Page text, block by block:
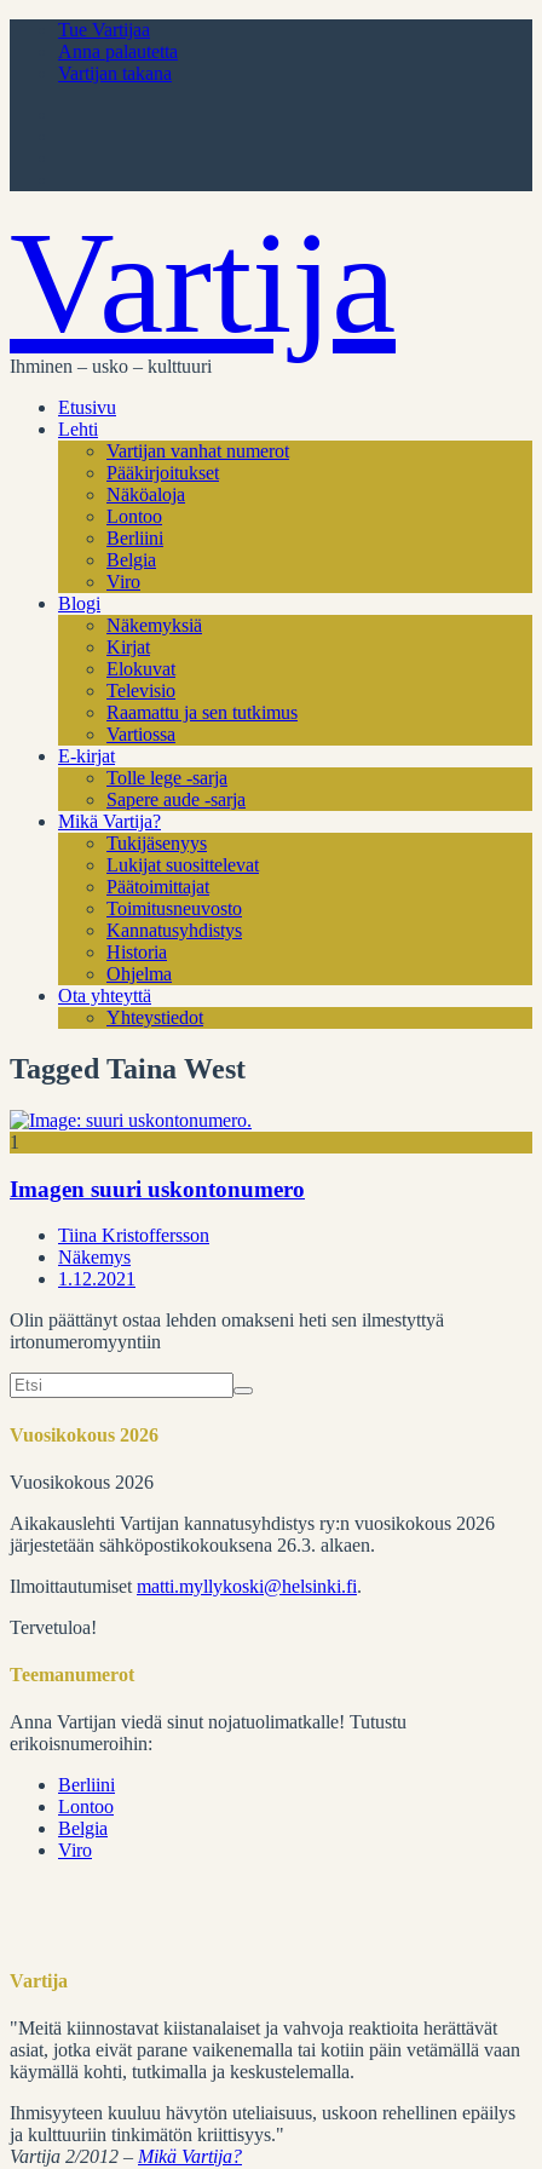
Tue Vartijaa
Anna palautetta
Vartijan takana
Vartija
Ihminen – usko – kulttuuri
Etusivu
Lehti
Vartijan vanhat numerot
Pääkirjoitukset
Näköaloja
Lontoo
Berliini
Belgia
Viro
Blogi
Näkemyksiä
Kirjat
Elokuvat
Televisio
Raamattu ja sen tutkimus
Vartiossa
E-kirjat
Tolle lege -sarja
Sapere aude -sarja
Mikä Vartija?
Tukijäsenyys
Lukijat suosittelevat
Päätoimittajat
Toimitusneuvosto
Kannatusyhdistys
Historia
Ohjelma
Ota yhteyttä
Yhteystiedot
Tagged Taina West
1
Imagen suuri uskontonumero
Tiina Kristoffersson
Näkemys
1.12.2021
Olin päättänyt ostaa lehden omakseni heti sen ilmestyttyä
irtonumeromyyntiin
Search
for:
Vuosikokous 2026
Vuosikokous 2026
Aikakauslehti Vartijan kannatusyhdistys ry:n vuosikokous 2026
järjestetään sähköpostikokouksena 26.3. alkaen.
Ilmoittautumiset matti.myllykoski@helsinki.fi.
Tervetuloa!
Teemanumerot
Anna Vartijan viedä sinut nojatuolimatkalle! Tutustu
erikoisnumeroihin:
Berliini
Lontoo
Belgia
Viro
Vartija
"Meitä kiinnostavat kiistanalaiset ja vahvoja reaktioita herättävät
asiat, jotka eivät parane vaikenemalla tai kotiin päin vetämällä vaan
käymällä kohti, tutkimalla ja keskustelemalla.
Ihmisyyteen kuuluu hävytön uteliaisuus, uskoon rehellinen epäilys
ja kulttuuriin tinkimätön kriittisyys."
Vartija 2/2012 – Mikä Vartija?